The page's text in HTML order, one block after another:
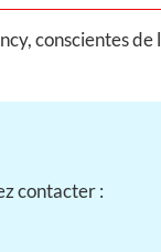
conscientes de
contacter :